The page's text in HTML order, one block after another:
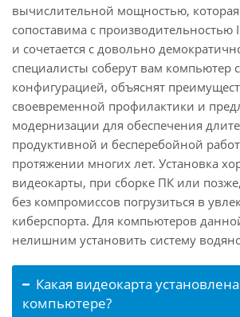
вычислительной мощностью, которая
сопоставима с производительностью
и сочетается с довольно
специалисты соберут вам компьютер
конфигурацией, объяснят
своевременной профилактики и
модернизации для обеспечения
продуктивной и бесперебойной
протяжении многих лет. Установка
видеокарты, при сборке ПК или
без компромиссов погрузиться в
киберспорта. Для компьютеров
нелишним установить систему
Какая видеокарта
компьютере?